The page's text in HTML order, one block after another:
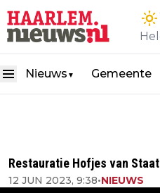
Nieuws ▼ Gemeente
Restauratie Hofjes van
12 JUN 2023, 9:38•NIEUWS